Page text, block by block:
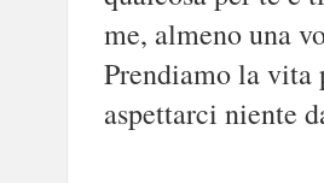
me, almeno una
Prendiamo la vita
aspettarci niente